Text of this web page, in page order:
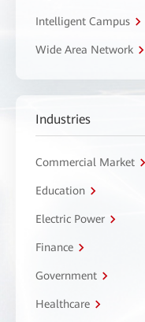
Intelligent Campus
Wide Area Network
Industries
Commercial Market
Education
Electric Power
Finance
Government
Healthcare